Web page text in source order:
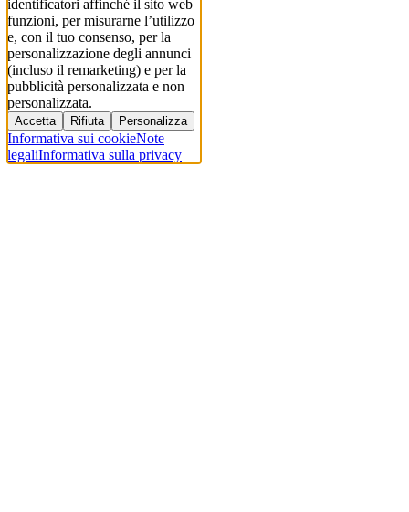
identificatori affinché il sito web
funzioni, per misurarne l’utilizzo
e, con il tuo consenso, per la
personalizzazione degli annunci
(incluso il remarketing) e per la
pubblicità personalizzata e non
personalizzata.
Accetta Rifiuta Personalizza
Informativa sui cookieNote
legaliInformativa sulla privacy